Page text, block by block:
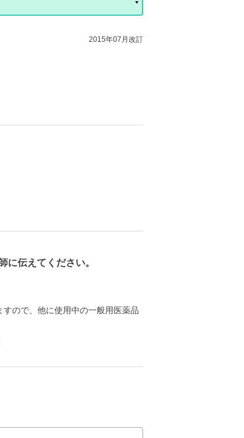
2015年07月改訂
に伝えてください。
ので、他に使用中の一般用医薬品